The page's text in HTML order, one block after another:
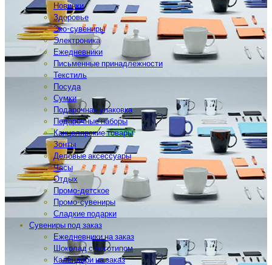
Новинки
Здоровье
Эко-сувениры
Электроника
Ежедневники
Письменные принадлежности
Текстиль
Посуда
Сумки
Подарочная упаковка
Подарочные наборы
Канцелярские товары
Зонты
Деловые аксессуары
Часы
Отдых
Промо-детское
Промо-сувениры
Сладкие подарки
Сувениры под заказ
Ежедневники на заказ
Шоколад с логотипом
Календари на заказ